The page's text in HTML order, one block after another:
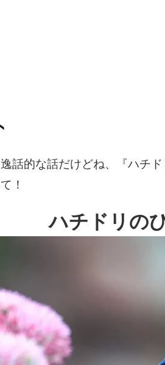
話的な話だけどね、『ハチ
！
ハチドリの